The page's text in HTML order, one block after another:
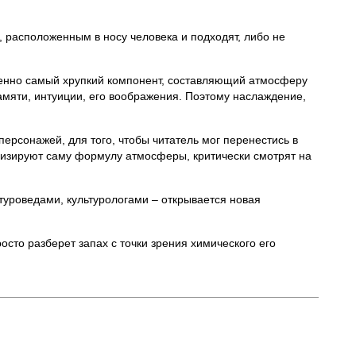
в носу человека и подходят, либо не
самый хрупкий компонент, составляющий атмосферу
интуиции, его воображения. Поэтому наслаждение,
для того, чтобы читатель мог перенестись в
саму формулу атмосферы, критически смотрят на
культурологами – открывается новая
разберет запах с точки зрения химического его